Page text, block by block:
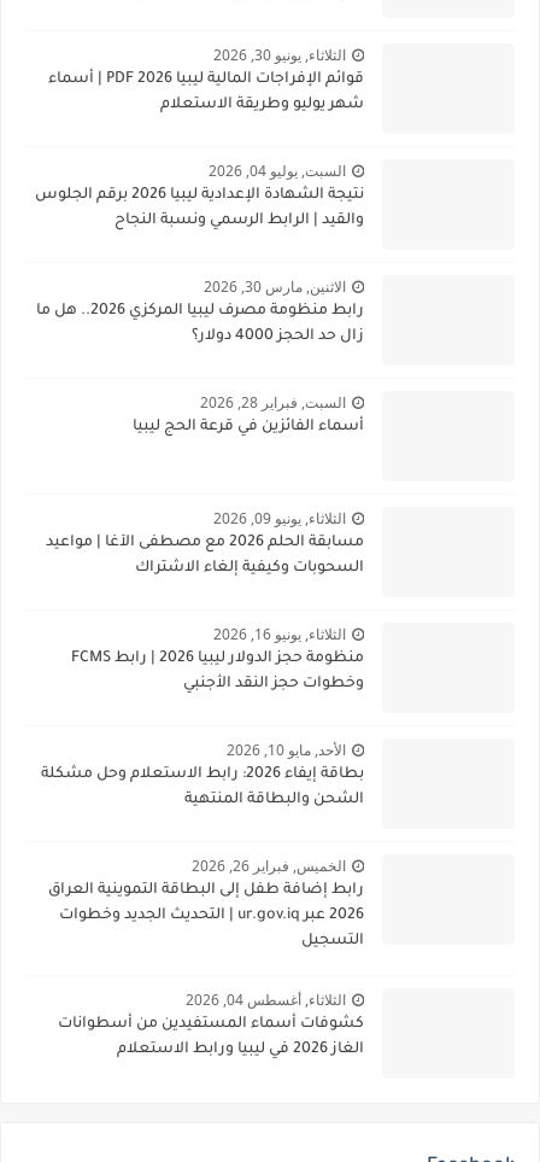
الثلاثاء, يونيو 30, 2026
قوائم الإفراجات المالية ليبيا 2026 PDF | أسماء
شهر يوليو وطريقة الاستعلام
السبت, يوليو 04, 2026
نتيجة الشهادة الإعدادية ليبيا 2026 برقم الجلوس
والقيد | الرابط الرسمي ونسبة النجاح
الاثنين, مارس 30, 2026
رابط منظومة مصرف ليبيا المركزي 2026.. هل ما
زال حد الحجز 4000 دولار؟
السبت, فبراير 28, 2026
أسماء الفائزين في قرعة الحج ليبيا
الثلاثاء, يونيو 09, 2026
مسابقة الحلم 2026 مع مصطفى الآغا | مواعيد
السحوبات وكيفية إلغاء الاشتراك
الثلاثاء, يونيو 16, 2026
منظومة حجز الدولار ليبيا 2026 | رابط FCMS
وخطوات حجز النقد الأجنبي
الأحد, مايو 10, 2026
بطاقة إيفاء 2026: رابط الاستعلام وحل مشكلة
الشحن والبطاقة المنتهية
الخميس, فبراير 26, 2026
رابط إضافة طفل إلى البطاقة التموينية العراق
2026 عبر ur.gov.iq | التحديث الجديد وخطوات
التسجيل
الثلاثاء, أغسطس 04, 2026
كشوفات أسماء المستفيدين من أسطوانات
الغاز 2026 في ليبيا ورابط الاستعلام